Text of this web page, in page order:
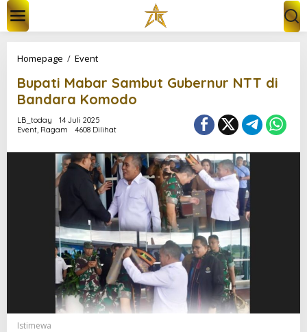
w
Homepage / EventB
p
a
t
i
M
b
a
r
S
a
m
b
u
t
G
u
b
e
r
Bupati Mabar Sambut Gubernur NTT di
Bandara Komodo
LB_today
14 Juli 2025
Event, Ragam 4608 Dilihat
Istimewa